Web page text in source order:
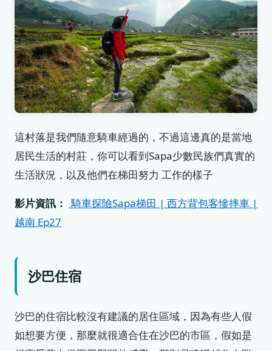
這村落是我們隨意騎車經過的，不過這邊真的是當地
居民生活的村莊，你可以看到Sapa少數民族們真實的
生活狀況，以及他們在梯田努力 工作的樣子
影片資訊： 騎車探險Sapa梯田 | 西方背包客慘摔車 |
越南 Ep27
沙巴住宿
沙巴的住宿比較沒有建議的居住區域，因為有些人假
如想要方便，那麼就很適合住在沙巴的市區，假如是